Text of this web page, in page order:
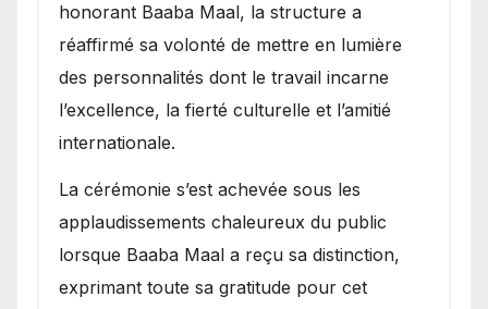
honorant Baaba Maal, la structure a
réaffirmé sa volonté de mettre en lumière
des personnalités dont le travail incarne
l’excellence, la fierté culturelle et l’amitié
internationale.
​La cérémonie s’est achevée sous les
applaudissements chaleureux du public
lorsque Baaba Maal a reçu sa distinction,
exprimant toute sa gratitude pour cet